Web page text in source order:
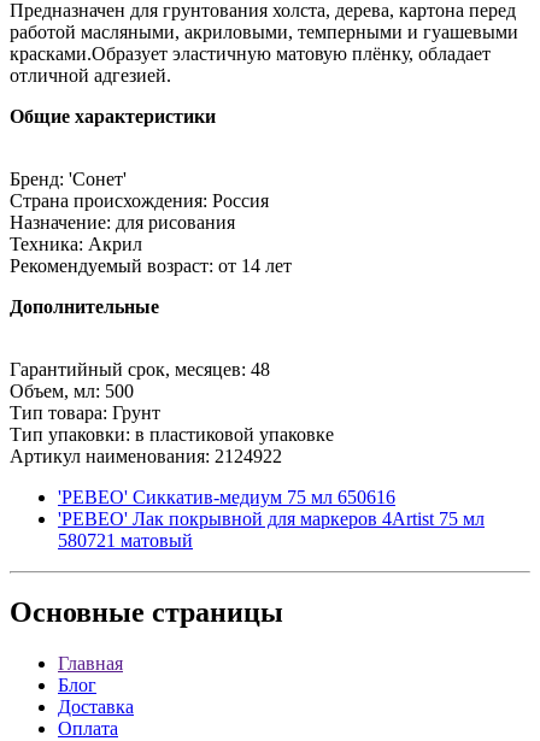
Предназначен для грунтования холста, дерева, картона перед
работой масляными, акриловыми, темперными и гуашевыми
красками.Образует эластичную матовую плёнку, обладает
отличной адгезией.
Общие характеристики
Бренд: 'Сонет'
Страна происхождения: Россия
Назначение: для рисования
Техника: Акрил
Рекомендуемый возраст: от 14 лет
Дополнительные
Гарантийный срок, месяцев: 48
Объем, мл: 500
Тип товара: Грунт
Тип упаковки: в пластиковой упаковке
Артикул наименования: 2124922
'PEBEO' Сиккатив-медиум 75 мл 650616
'PEBEO' Лак покрывной для маркеров 4Artist 75 мл
580721 матовый
Основные страницы
Главная
Блог
Доставка
Оплата